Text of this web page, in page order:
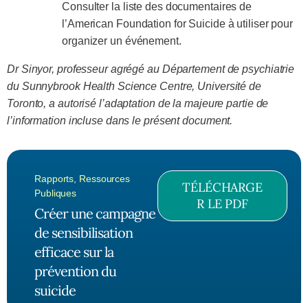
Consulter la liste des documentaires de
l’American Foundation for Suicide à utiliser pour
organizer un événement.
Dr Sinyor, professeur agrégé au Département de psychiatrie
du Sunnybrook Health Science Centre, Université de
Toronto, a autorisé l’adaptation de la majeure partie de
l’information incluse dans le présent document.
Rapports Ressources
Publiques
Créer une campagne
de sensibilisation
efficace sur la
prévention du
suicide
TÉLÉCHARGE
R LE PDF